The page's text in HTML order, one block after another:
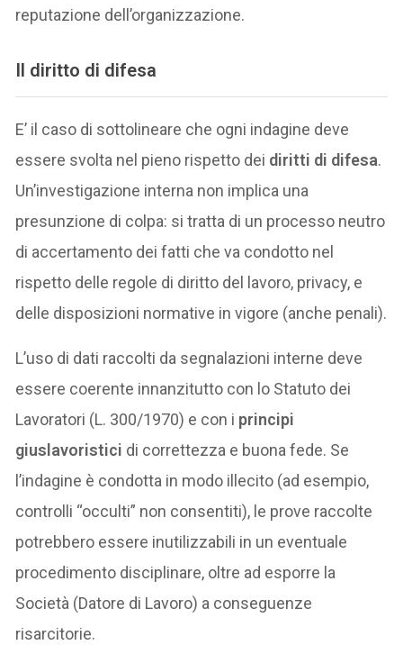
reputazione dell’organizzazione.
Il diritto di difesa
E’ il caso di sottolineare che ogni indagine deve
essere svolta nel pieno rispetto dei diritti di difesa.
Un’investigazione interna non implica una
presunzione di colpa: si tratta di un processo neutro
di accertamento dei fatti che va condotto nel
rispetto delle regole di diritto del lavoro, privacy, e
delle disposizioni normative in vigore (anche penali).
L’uso di dati raccolti da segnalazioni interne deve
essere coerente innanzitutto con lo Statuto dei
Lavoratori (L. 300/1970) e con i principi
giuslavoristici di correttezza e buona fede. Se
l’indagine è condotta in modo illecito (ad esempio,
controlli “occulti” non consentiti), le prove raccolte
potrebbero essere inutilizzabili in un eventuale
procedimento disciplinare, oltre ad esporre la
Società (Datore di Lavoro) a conseguenze
risarcitorie.